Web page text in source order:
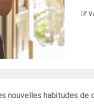
nouvelles habitudes de